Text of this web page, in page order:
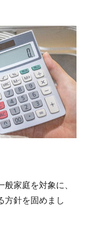
家庭を対象に、
方針を固めまし